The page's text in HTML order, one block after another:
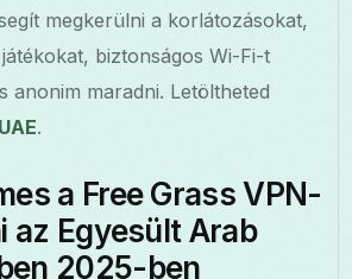
megkerülni a korlátozásokat,
biztonságos Wi-Fi-t
anonim maradni. Letöltheted
.
a Free Grass VPN-
az Egyesült Arab
2025-ben